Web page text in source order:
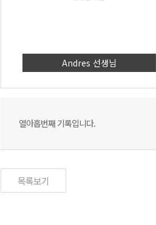
Andres 선생님
열아홉번째 기록입니다.
목록보기